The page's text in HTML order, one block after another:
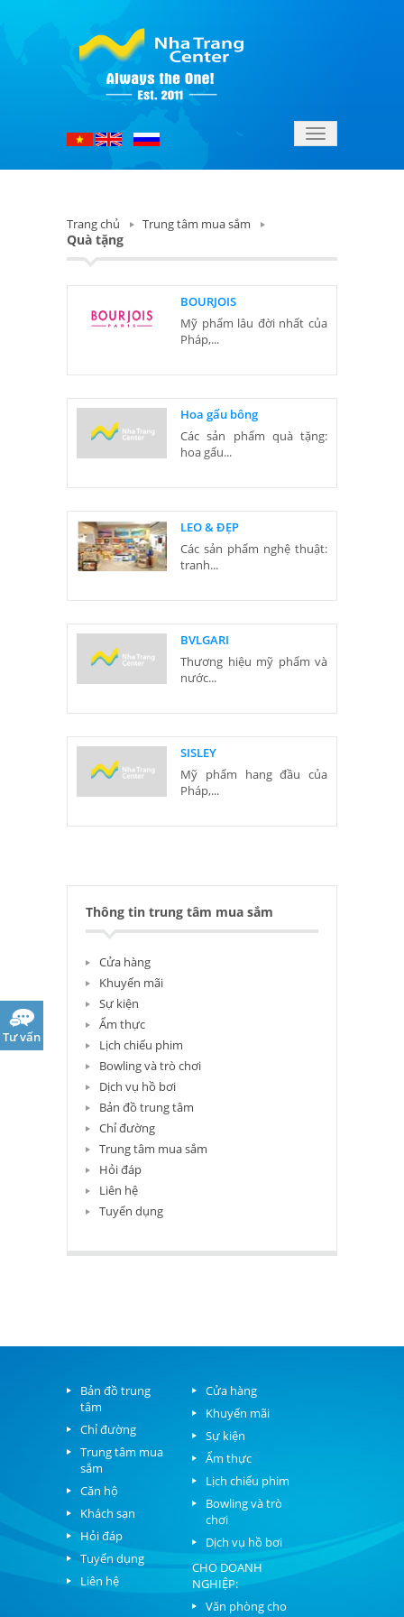
Toggle
navigation
Trang chủ Trung tâm mua sắm
Quà tặng
BOURJOIS
Mỹ phẩm lâu đời nhất của
Pháp,...
Hoa gấu bông
Các sản phẩm quà tặng:
hoa gấu...
LEO & ĐẸP
Các sản phẩm nghệ thuật:
tranh...
BVLGARI
Thương hiệu mỹ phẩm và
nước...
SISLEY
Mỹ phẩm hang đầu của
Pháp,...
Thông tin trung tâm mua sắm
Cửa hàng
Khuyến mãi
Sự kiện
Ẩm thực
Lịch chiếu phim
Bowling và trò chơi
Dịch vụ hồ bơi
Bản đồ trung tâm
Chỉ đường
Trung tâm mua sắm
Hỏi đáp
Liên hệ
Tuyển dụng
Bản đồ trung
tâm
Chỉ đường
Trung tâm mua
sắm
Căn hộ
Khách sạn
Hỏi đáp
Tuyển dụng
Liên hệ
Cửa hàng
Khuyến mãi
Sự kiện
Ẩm thực
Lịch chiếu phim
Bowling và trò
chơi
Dịch vụ hồ bơi
CHO DOANH
NGHIỆP:
Văn phòng cho
Tư vấn